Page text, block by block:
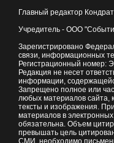
Главный редактор
Учредитель - ООО
Зарегистрировано
связи, информационных
Регистрационный номер:
Редакция не несет
информации,
Запрещено полное или
любых материалов сайта,
тексты и изображения.
материалов в
обязательна. Объем
превышать цель
СМИ, необходимо